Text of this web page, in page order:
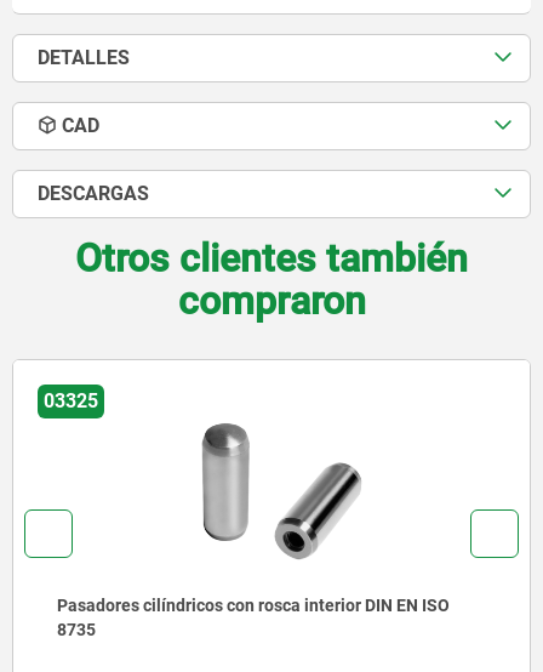
DETALLES
CAD
DESCARGAS
Otros clientes también
compraron
Pasadores cilíndricos con rosca interior similares a DIN